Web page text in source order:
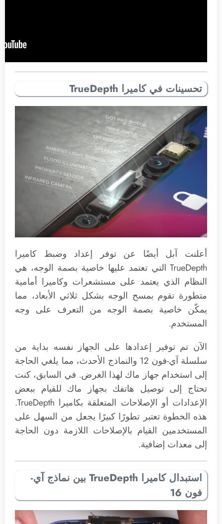
تحسينات في كاميرا TrueDepth
أعلنت آبل أيضًا عن توفر إعداد وضبط كاميرا
TrueDepth التي تعتمد عليها خاصية بصمة الوجه، هي
النظام الذي يعتمد على مستشعرات وكاميرا أمامية
متطورة تقوم بمسح الوجه بشكل ثلاثي الأبعاد، مما
يمكّن خاصية بصمة الوجه من التعرف على وجه
المستخدم.
الآن تم توفير إعدادها على الجهاز نفسه بداية من
سلسلة آي-فون 12 والنماذج الأحدث، مما يلغي الحاجة
إلى استخدام جهاز ماك لهذا الغرض. في السابق، كنت
تحتاج إلى توصيل هاتفك بجهاز ماك للقيام ببعض
الإعدادات أو الإصلاحات المتعلقة بكاميرا TrueDepth.
هذه الخطوة تعتبر تطورًا كبيرًا يجعل من السهل على
المستخدمين القيام بالإصلاحات اللازمة دون الحاجة
إلى معدات إضافية.
استبدال كاميرا TrueDepth بين نماذج آي-
فون 16